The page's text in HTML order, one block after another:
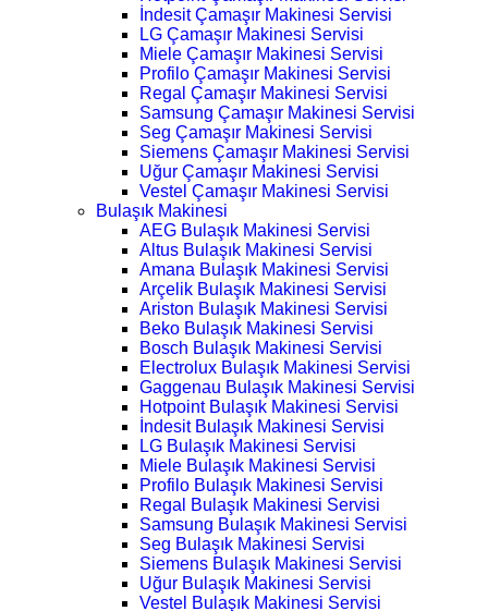
İndesit Çamaşır Makinesi Servisi
LG Çamaşır Makinesi Servisi
Miele Çamaşır Makinesi Servisi
Profilo Çamaşır Makinesi Servisi
Regal Çamaşır Makinesi Servisi
Samsung Çamaşır Makinesi Servisi
Seg Çamaşır Makinesi Servisi
Siemens Çamaşır Makinesi Servisi
Uğur Çamaşır Makinesi Servisi
Vestel Çamaşır Makinesi Servisi
Bulaşık Makinesi
AEG Bulaşık Makinesi Servisi
Altus Bulaşık Makinesi Servisi
Amana Bulaşık Makinesi Servisi
Arçelik Bulaşık Makinesi Servisi
Ariston Bulaşık Makinesi Servisi
Beko Bulaşık Makinesi Servisi
Bosch Bulaşık Makinesi Servisi
Electrolux Bulaşık Makinesi Servisi
Gaggenau Bulaşık Makinesi Servisi
Hotpoint Bulaşık Makinesi Servisi
İndesit Bulaşık Makinesi Servisi
LG Bulaşık Makinesi Servisi
Miele Bulaşık Makinesi Servisi
Profilo Bulaşık Makinesi Servisi
Regal Bulaşık Makinesi Servisi
Samsung Bulaşık Makinesi Servisi
Seg Bulaşık Makinesi Servisi
Siemens Bulaşık Makinesi Servisi
Uğur Bulaşık Makinesi Servisi
Vestel Bulaşık Makinesi Servisi